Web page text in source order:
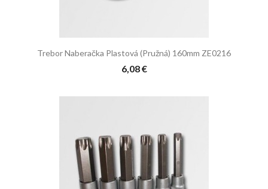
Trebor Naberačka Plastová (pružná) 160mm ZE0216
6,08 €